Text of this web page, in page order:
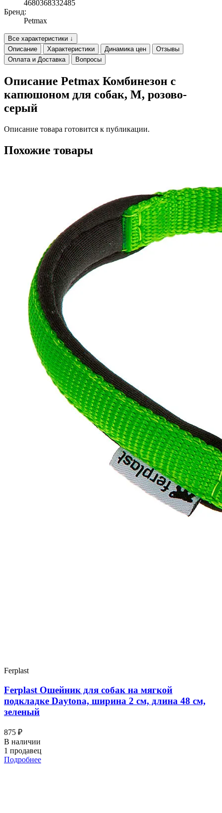
4680368332485
Бренд:
Petmax
Все характеристики ↓
Описание
Характеристики Динамика цен
Отзывы
Оплата и Доставка
Вопросы
Описание Petmax Комбинезон с
капюшоном для собак, M, розово-
серый
Описание товара готовится к публикации.
Похожие товары
Ferplast
Ferplast Ошейник для собак на мягкой
подкладке Daytona, ширина 2 см, длина 48 см,
зеленый
875 ₽
В наличии
1 продавец
Подробнее